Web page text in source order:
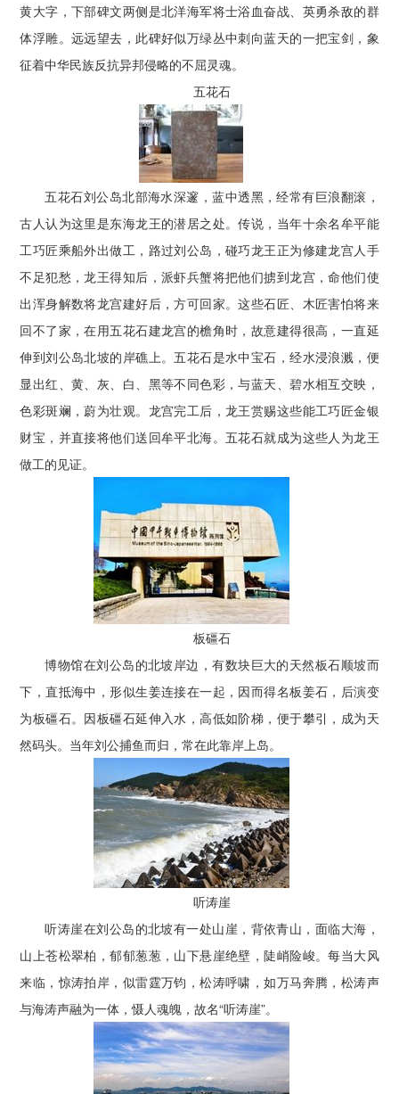
黄大字，下部碑文两侧是北洋海军将士浴血奋战、英勇杀敌的群
体浮雕。远远望去，此碑好似万绿丛中刺向蓝天的一把宝剑，象
征着中华民族反抗异邦侵略的不屈灵魂。
五花石
五花石刘公岛北部海水深邃，蓝中透黑，经常有巨浪翻滚，
古人认为这里是东海龙王的潜居之处。传说，当年十余名牟平能
工巧匠乘船外出做工，路过刘公岛，碰巧龙王正为修建龙宫人手
不足犯愁，龙王得知后，派虾兵蟹将把他们掳到龙宫，命他们使
出浑身解数将龙宫建好后，方可回家。这些石匠、木匠害怕将来
回不了家，在用五花石建龙宫的檐角时，故意建得很高，一直延
伸到刘公岛北坡的岸礁上。五花石是水中宝石，经水浸浪溅，便
显出红、黄、灰、白、黑等不同色彩，与蓝天、碧水相互交映，
色彩斑斓，蔚为壮观。龙宫完工后，龙王赏赐这些能工巧匠金银
财宝，并直接将他们送回牟平北海。五花石就成为这些人为龙王
做工的见证。
板礓石
博物馆在刘公岛的北坡岸边，有数块巨大的天然板石顺坡而
下，直抵海中，形似生姜连接在一起，因而得名板姜石，后演变
为板礓石。因板礓石延伸入水，高低如阶梯，便于攀引，成为天
然码头。当年刘公捕鱼而归，常在此靠岸上岛。
听涛崖
听涛崖在刘公岛的北坡有一处山崖，背依青山，面临大海，
山上苍松翠柏，郁郁葱葱，山下悬崖绝壁，陡峭险峻。每当大风
来临，惊涛拍岸，似雷霆万钧，松涛呼啸，如万马奔腾，松涛声
与海涛声融为一体，慑人魂魄，故名“听涛崖”。